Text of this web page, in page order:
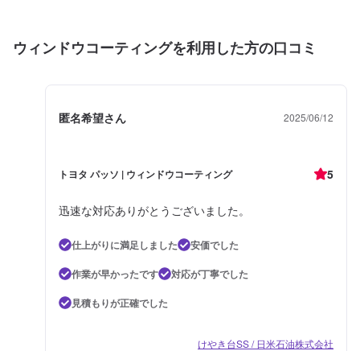
ウィンドウコーティングを利用した方の口コミ
匿名希望さん 2025/06/12
トヨタ パッソ | ウィンドウコーティング 5
迅速な対応ありがとうございました。
仕上がりに満足しました
安価でした
作業が早かったです
対応が丁寧でした
見積もりが正確でした
けやき台SS / 日米石油株式会社